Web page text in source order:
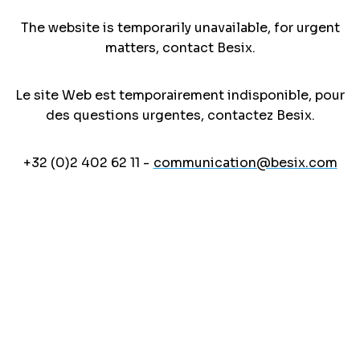
The website is temporarily unavailable, for urgent
matters, contact Besix.
Le site Web est temporairement indisponible, pour
des questions urgentes, contactez Besix.
+32 (0)2 402 62 11 - communication@besix.com